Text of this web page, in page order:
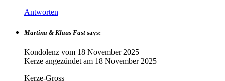
Antworten
Martina & Klaus Fast says:
Kondolenz vom 18 November 2025
Kerze angezündet am 18 November 2025
Kerze-Gross